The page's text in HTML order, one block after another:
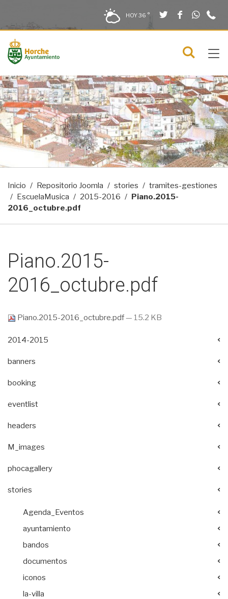
HOY36 ° TwitterFacebook
menú
Inicio Repositorio Joomla stories
tramites-gestiones
EscuelaMusica
2015-2016
Piano.2015-
2016_octubre.pdf
Piano.2015-
2016_octubre.pdf
Piano.2015-2016_octubre.pdf— 15.2 KB
2014-2015
banners
booking
eventlist
headers
M_images
phocagallery
stories
Agenda_Eventos
ayuntamiento
bandos
documentos
iconos
la-villa